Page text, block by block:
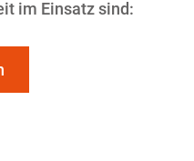
im Einsatz sind: